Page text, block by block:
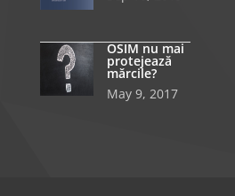
OSIM nu mai
protejează
mărcile?
May 9, 2017